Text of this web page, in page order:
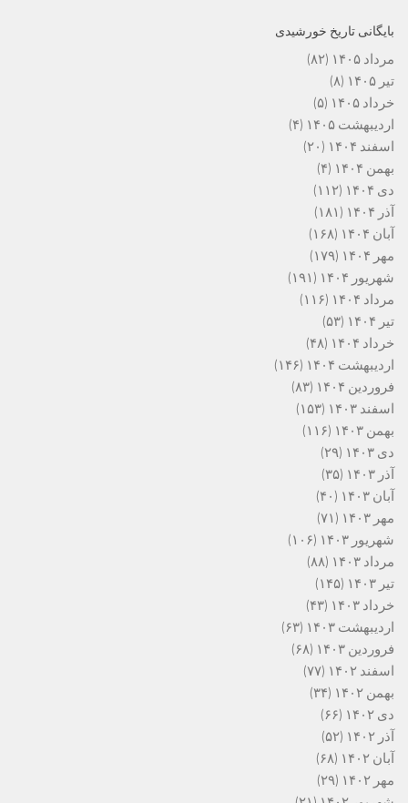
بایگانی تاریخ خورشیدی
مرداد ۱۴۰۵
(۸۲)
تیر ۱۴۰۵
(۸)
خرداد ۱۴۰۵
(۵)
اردیبهشت ۱۴۰۵
(۴)
اسفند ۱۴۰۴
(۲۰)
بهمن ۱۴۰۴
(۴)
دی ۱۴۰۴
(۱۱۲)
آذر ۱۴۰۴
(۱۸۱)
آبان ۱۴۰۴
(۱۶۸)
مهر ۱۴۰۴
(۱۷۹)
شهریور ۱۴۰۴
(۱۹۱)
مرداد ۱۴۰۴
(۱۱۶)
تیر ۱۴۰۴
(۵۳)
خرداد ۱۴۰۴
(۴۸)
اردیبهشت ۱۴۰۴
(۱۴۶)
فروردین ۱۴۰۴
(۸۳)
اسفند ۱۴۰۳
(۱۵۳)
بهمن ۱۴۰۳
(۱۱۶)
دی ۱۴۰۳
(۲۹)
آذر ۱۴۰۳
(۳۵)
آبان ۱۴۰۳
(۴۰)
مهر ۱۴۰۳
(۷۱)
شهریور ۱۴۰۳
(۱۰۶)
مرداد ۱۴۰۳
(۸۸)
تیر ۱۴۰۳
(۱۴۵)
خرداد ۱۴۰۳
(۴۳)
اردیبهشت ۱۴۰۳
(۶۳)
فروردین ۱۴۰۳
(۶۸)
اسفند ۱۴۰۲
(۷۷)
بهمن ۱۴۰۲
(۳۴)
دی ۱۴۰۲
(۶۶)
آذر ۱۴۰۲
(۵۲)
آبان ۱۴۰۲
(۶۸)
مهر ۱۴۰۲
(۲۹)